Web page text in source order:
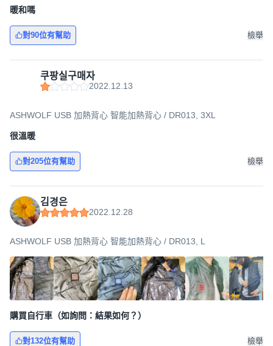
暖和嗎
對90位有幫助 檢舉
쿠팡실구매자
2022.12.13
ASHWOLF USB 加熱背心 智能加熱背心 / DR013, 3XL
很溫暖
對205位有幫助 檢舉
김경은
2022.12.28
ASHWOLF USB 加熱背心 智能加熱背心 / DR013, L
購買自行車（如詢問：結果如何？）
對132位有幫助 檢舉